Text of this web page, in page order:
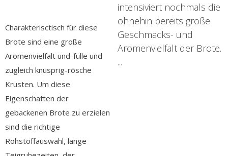
Charakterisctisch für diese
Brote sind eine große
Aromenvielfalt und-fülle und
zugleich knusprig-rösche
Krusten. Um diese
Eigenschaften der
gebackenen Brote zu erzielen
sind die richtige
Rohstoffauswahl, lange
intensiviert nochmals die
ohnehin bereits große
Geschmacks- und
Aromenvielfalt der Brote.
...